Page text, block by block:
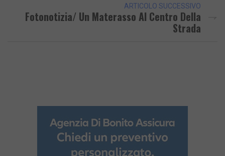
ARTICOLO SUCCESSIVO
Fotonotizia/ Un Materasso Al Centro Della
Strada